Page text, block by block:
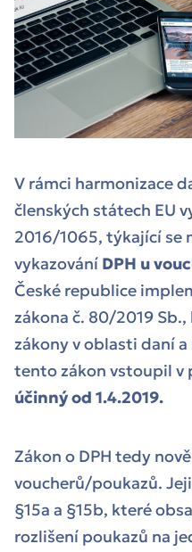
V rámci harmonizace
členských státech EU
2016/1065, týkající se
vykazování DPH u
České republice
zákona č. 80/2019
zákony v oblasti daní
tento zákon vstoupil v
účinný od 1.4.2019.
Zákon o DPH tedy
voucherů/poukazů.
§15a a §15b, které
rozlišení poukazů na